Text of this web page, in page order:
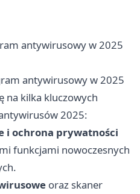
antywirusowy w 2025
antywirusowy w 2025
na kilka kluczowych
2025:
i ochrona prywatności
funkcjami nowoczesnych
oraz skaner